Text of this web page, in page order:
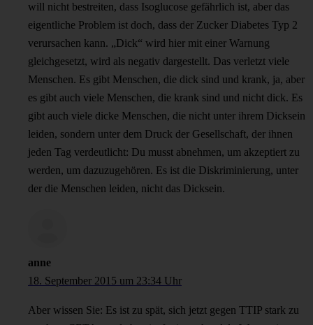
will nicht bestreiten, dass Isoglucose gefährlich ist, aber das
eigentliche Problem ist doch, dass der Zucker Diabetes Typ 2
verursachen kann. „Dick“ wird hier mit einer Warnung
gleichgesetzt, wird als negativ dargestellt. Das verletzt viele
Menschen. Es gibt Menschen, die dick sind und krank, ja, aber
es gibt auch viele Menschen, die krank sind und nicht dick. Es
gibt auch viele dicke Menschen, die nicht unter ihrem Dicksein
leiden, sondern unter dem Druck der Gesellschaft, der ihnen
jeden Tag verdeutlicht: Du musst abnehmen, um akzeptiert zu
werden, um dazuzugehören. Es ist die Diskriminierung, unter
der die Menschen leiden, nicht das Dicksein.
anne
18. September 2015 um 23:34 Uhr
Aber wissen Sie: Es ist zu spät, sich jetzt gegen TTIP stark zu